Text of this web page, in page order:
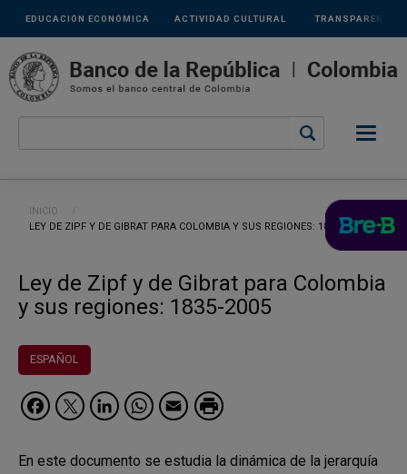
Pasar al contenido principal
Links
secundarios
ACTIVIDAD CULTURAL
EDUCACIÓN ECONÓMICA TRANSPARENCIA
Ruta de navegación
INICIO
CURRENT:
LEY DE ZIPF Y DE GIBRAT PARA COLOMBIA Y SUS REGIONES: 1835-2005
Ley de Zipf y de Gibrat para Colombia
y sus regiones: 1835-2005
ESPAÑOL
Facebook
Twitter
LinkedIn
WhatsApp
Email
En este documento se estudia la dinámica de la jerarquía